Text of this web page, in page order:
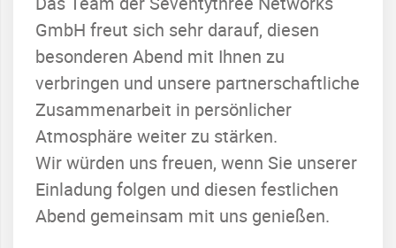
GmbH freut sich sehr darauf, diesen
besonderen Abend mit Ihnen zu
verbringen und unsere partnerschaftliche
Zusammenarbeit in persönlicher
Atmosphäre weiter zu stärken.
Wir würden uns freuen, wenn Sie unserer
Einladung folgen und diesen festlichen
Abend gemeinsam mit uns genießen.